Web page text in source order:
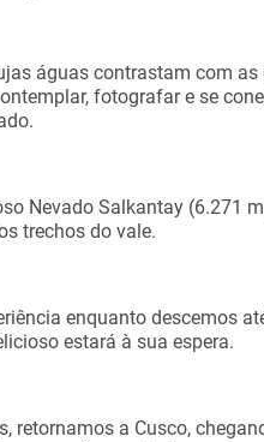
águas contrastam com as
fotografar e se
Nevado Salkantay (6.271
trechos do vale.
enquanto descemos
estará à sua espera.
retornamos a Cusco,